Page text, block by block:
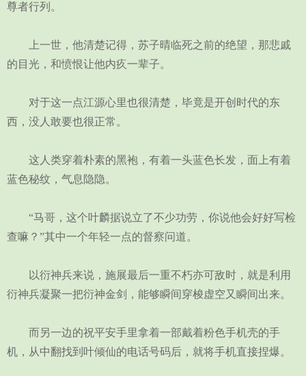
尊者行列。
上一世，他清楚记得，苏子晴临死之前的绝望，那悲戚
的目光，和愤恨让他内疚一辈子。
对于这一点江源心里也很清楚，毕竟是开创时代的东
西，没人敢要也很正常。
这人类穿着朴素的黑袍，有着一头蓝色长发，面上有着
蓝色秘纹，气息隐隐。
“马哥，这个叶麟据说立了不少功劳，你说他会好好写检
查嘛？”其中一个年轻一点的督察问道。
以衍神兵来说，施展最后一重不朽亦可敌时，就是利用
衍神兵凝聚一把衍神金剑，能够瞬间穿梭虚空又瞬间出来。
而另一边的祝平安手里拿着一部戴着粉色手机壳的手
机，从中翻找到叶倾仙的电话号码后，就将手机直接捏爆。